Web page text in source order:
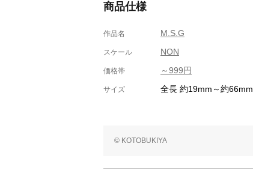
商品仕様
作品名 M.S.G
スケール NON
価格帯 ～999円
サイズ 全長 約19mm～約66mm
© KOTOBUKIYA